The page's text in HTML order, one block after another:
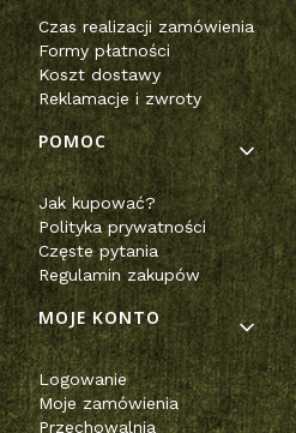
Czas realizacji zamówienia
Formy płatności
Koszt dostawy
Reklamacje i zwroty
POMOC
Jak kupować?
Polityka prywatności
Częste pytania
Regulamin zakupów
MOJE KONTO
Logowanie
Moje zamówienia
Przechowalnia